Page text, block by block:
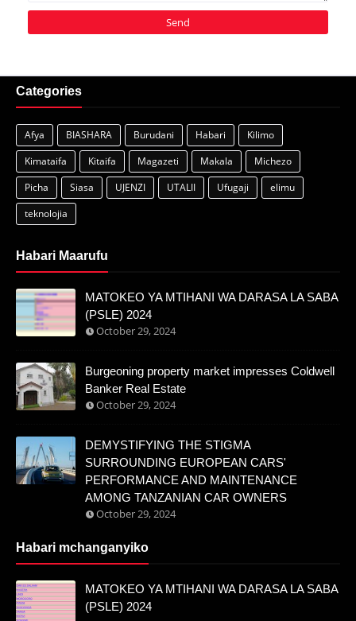
Categories
Afya BIASHARA Burudani Habari
Kilimo
Kimataifa
Kitaifa Magazeti Makala
Michezo
Picha
Siasa UJENZI UTALII Ufugaji
elimu
teknolojia
Habari Maarufu
MATOKEO YA MTIHANI WA DARASA LA SABA
(PSLE) 2024
October 29, 2024
Burgeoning property market impresses Coldwell
Banker Real Estate
October 29, 2024
DEMYSTIFYING THE STIGMA
SURROUNDING EUROPEAN CARS'
PERFORMANCE AND MAINTENANCE
AMONG TANZANIAN CAR OWNERS
October 29, 2024
Habari mchanganyiko
MATOKEO YA MTIHANI WA DARASA LA SABA
(PSLE) 2024